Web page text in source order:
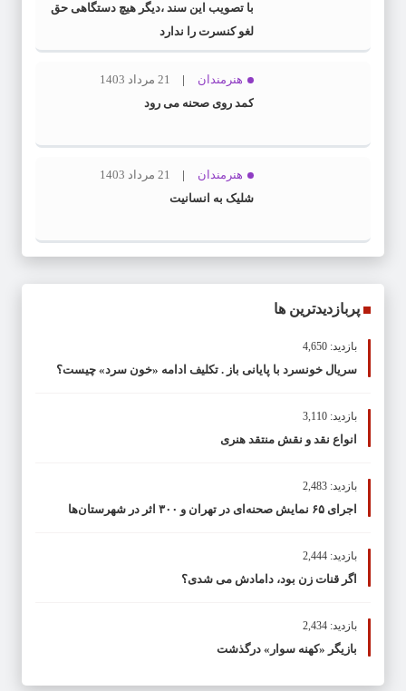
با تصویب این سند ،دیگر هیچ دستگاهی حق
لغو کنسرت را ندارد
هنرمندان
21 مرداد 1403
کمد روی صحنه می رود
هنرمندان
21 مرداد 1403
شلیک به انسانیت
پربازدیدترین ها
بازدید: 4,650
سریال خونسرد با پایانی باز . تکلیف ادامه «خون سرد» چیست؟
بازدید: 3,110
انواع نقد و نقش منتقد هنری
بازدید: 2,483
اجرای ۶۵ نمایش صحنه‌ای در تهران و ۳۰۰ اثر در شهرستان‌ها
بازدید: 2,444
اگر قنات زن بود، دامادش می شدی؟
بازدید: 2,434
بازیگر «کهنه سوار» درگذشت